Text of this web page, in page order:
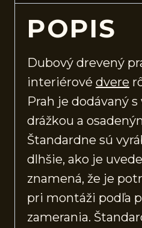
POPIS
Dubový drevený
interiérové dvere
Prah je dodávaný
drážkou a
Štandardne sú
dlhšie, ako je
znamená, že je
pri montáži podľa
zamerania.